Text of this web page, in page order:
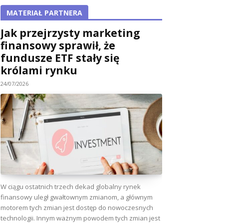
MATERIAŁ PARTNERA
Jak przejrzysty marketing
finansowy sprawił, że
fundusze ETF stały się
królami rynku
24/07/2026
W ciągu ostatnich trzech dekad globalny rynek
finansowy uległ gwałtownym zmianom, a głównym
motorem tych zmian jest dostęp do nowoczesnych
technologii. Innym ważnym powodem tych zmian jest